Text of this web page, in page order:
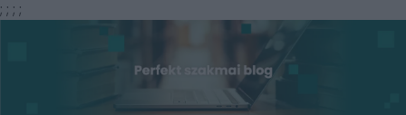
; ; ; ;